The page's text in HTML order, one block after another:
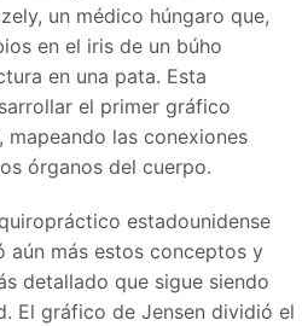
un médico húngaro que,
en el iris de un búho
en una pata. Esta
el primer gráfico
las conexiones
órganos del cuerpo.
estadounidense
aún más estos conceptos y
detallado que sigue siendo
El gráfico de Jensen dividió el